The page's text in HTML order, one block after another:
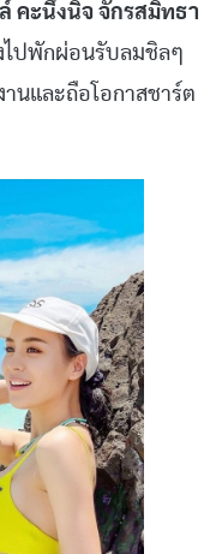
คะนึงนิจ จักรสมิทธา
ไปพักผ่อนรับลมชิลๆ
านและถือโอกาสชาร์ต